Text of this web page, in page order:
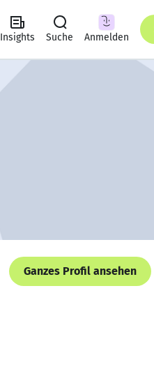
Insights Suche Anmelden
Ganzes Profil ansehen